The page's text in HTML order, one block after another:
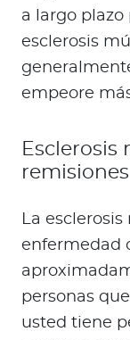
a largo plazo
esclerosis
empeore
Esclerosis
remisiones
La
enfermedad
personas
usted tiene